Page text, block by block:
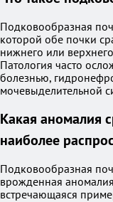
Подковообразная
которой обе почки
нижнего или
Патология часто
болезнью,
мочевыделительной
Какая аномалия
наиболее
Подковообразная
врожденная
встречающаяся